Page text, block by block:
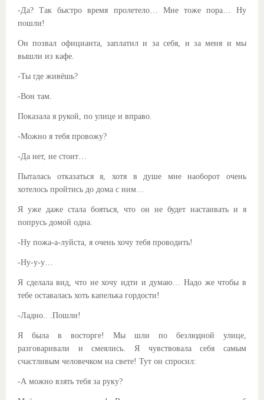
-Да? Так быстро время пролетело… Мне тоже пора… Ну
пошли!
Он позвал официанта, заплатил и за себя, и за меня и мы
вышли из кафе.
-Ты где живёшь?
-Вон там.
Показала я рукой, по улице и вправо.
-Можно я тебя провожу?
-Да нет, не стоит…
Пыталась отказаться я, хотя в душе мне наоборот очень
хотелось пройтись до дома с ним…
Я уже даже стала бояться, что он не будет настаивать и я
попрусь домой одна.
-Ну пожа-а-луйста, я очень хочу тебя проводить!
-Ну-у-у…
Я сделала вид, что не хочу идти и думаю… Надо же чтобы в
тебе оставалась хоть капелька гордости!
-Ладно.. .Пошли!
Я была в восторге! Мы шли по безлюдной улице,
разговаривали и смеялись. Я чувствовала себя самым
счастливым человечком на свете! Тут он спросил:
-А можно взять тебя за руку?